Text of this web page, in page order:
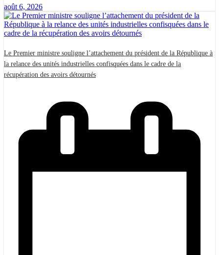
août 6, 2026
Le Premier ministre souligne l’attachement du président de la République à
la relance des unités industrielles confisquées dans le cadre de la
récupération des avoirs détournés